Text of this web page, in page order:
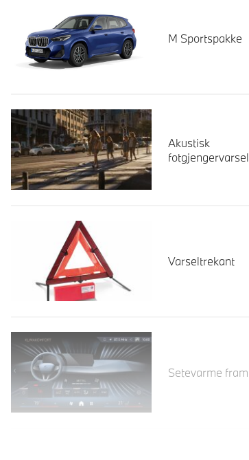
M Sportspakke
Akustisk
fotgjengervarsel
Varseltrekant
Setevarme fram
Les mer